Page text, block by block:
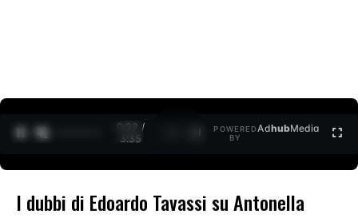
0:30 /
3:35
POWERED
BY
AdhubMedia
I dubbi di Edoardo Tavassi su Antonella